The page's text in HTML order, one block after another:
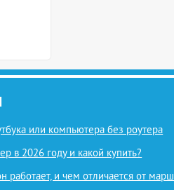
или компьютера без роутера
в 2026 году и какой купить?
работает, и чем отличается от